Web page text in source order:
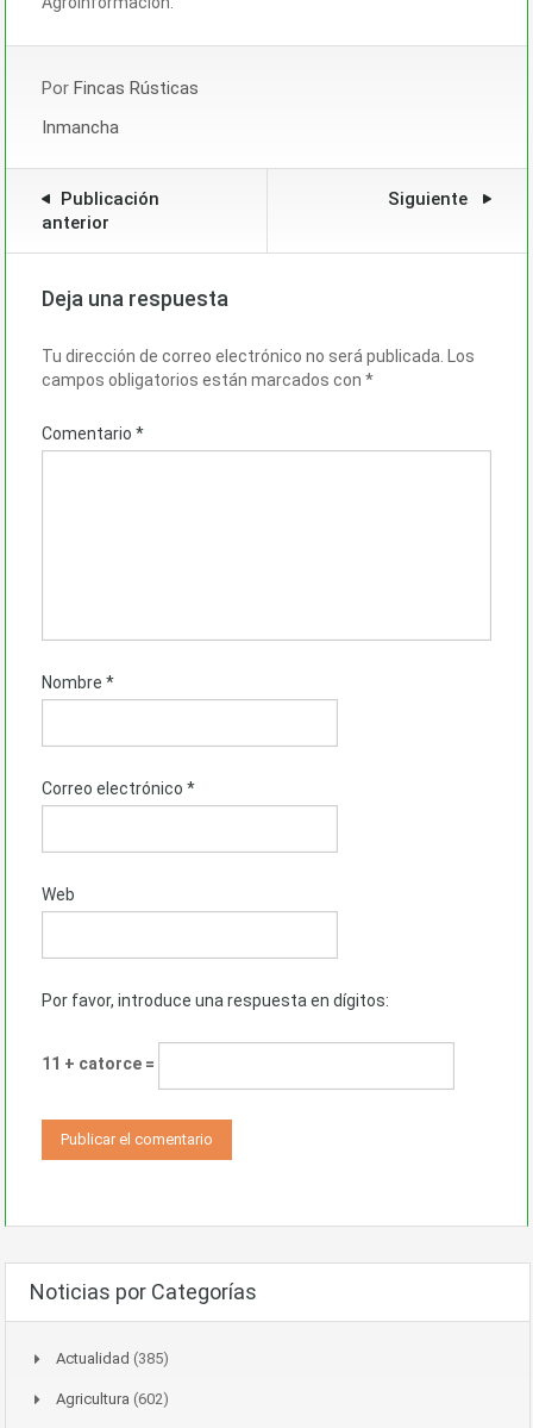
Por Fincas Rústicas
Inmancha
Publicación
anterior
Siguiente
Deja una respuesta
Tu dirección de correo electrónico no será publicada. Los
campos obligatorios están marcados con *
Comentario *
Nombre *
Correo electrónico *
Web
Por favor, introduce una respuesta en dígitos:
11 + catorce =
Noticias por Categorías
Actualidad (385)
Agricultura (602)